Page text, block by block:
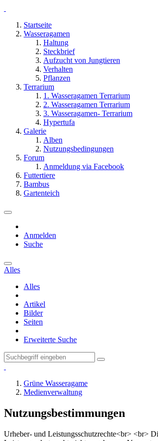
Startseite
Wasseragamen
Haltung
Steckbrief
Aufzucht von Jungtieren
Verhalten
Pflanzen
Terrarium
1. Wasseragamen Terrarium
2. Wasseragamen Terrarium
3. Wasseragamen- Terrarium
Hypertufa
Galerie
Alben
Nutzungsbedingungen
Forum
Anmeldung via Facebook
Futtertiere
Bambus
Gartenteich
Anmelden
Suche
Alles
Alles
Artikel
Bilder
Seiten
Erweiterte Suche
Grüne Wasseragame
Medienverwaltung
Nutzungsbestimmungen
Urheber- und Leistungsschutzrechte<br> <br>